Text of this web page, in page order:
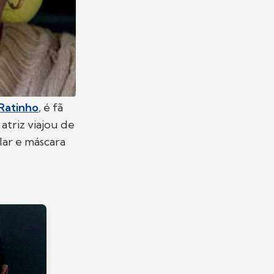
, é fã
viajou de
e máscara